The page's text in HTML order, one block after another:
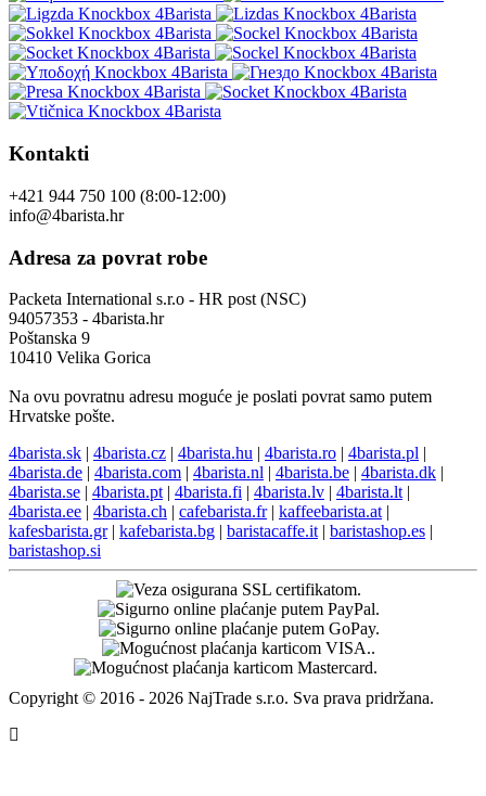
Kontakti
+421 944 750 100 (8:00-12:00)
info@4barista.hr
Adresa za povrat robe
Packeta International s.r.o - HR post (NSC)
94057353 - 4barista.hr
Poštanska 9
10410 Velika Gorica
Na ovu povratnu adresu moguće je poslati povrat samo putem
Hrvatske pošte.
4barista.sk | 4barista.cz | 4barista.hu | 4barista.ro | 4barista.pl |
4barista.de | 4barista.com | 4barista.nl | 4barista.be | 4barista.dk |
4barista.se | 4barista.pt | 4barista.fi | 4barista.lv | 4barista.lt |
4barista.ee | 4barista.ch | cafebarista.fr| kaffeebarista.at |
kafesbarista.gr| kafebarista.bg | baristacaffe.it | baristashop.es |
baristashop.si
Copyright © 2016 - 2026 NajTrade s.r.o. Sva prava pridržana.